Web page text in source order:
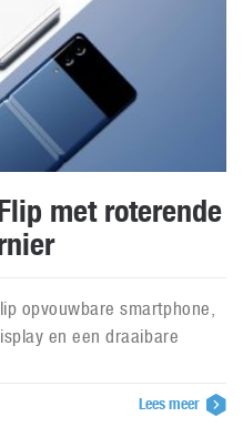
met roterende
opvouwbare smartphone,
en een draaibare
Lees meer